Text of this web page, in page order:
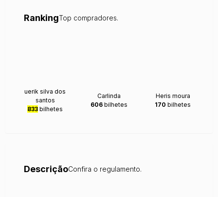
RankingTop compradores.
uerik silva dos
santos
833 bilhetes
Carlinda
606bilhetes
Heris moura
170 bilhetes
DescriçãoConfira o regulamento.